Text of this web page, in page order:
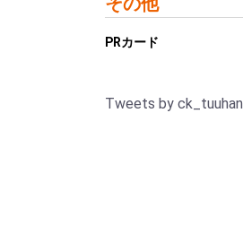
PRカード
Tweets by ck_tuuhan